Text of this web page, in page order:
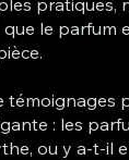
le parfum
témoignages
: les
ou y a-t-il